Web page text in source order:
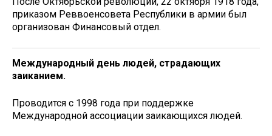
приказом Реввоенсовета Республики в армии был
организован Финансовый отдел.
Международный день людей, страдающих
заиканием.
Проводится с 1998 года при поддержке
Международной ассоциации заикающихся людей.